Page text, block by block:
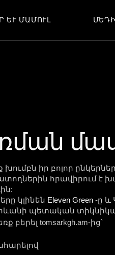
ԵՒ ՄԱՄՈՒԼ ՖԻԼՄ
խումբն իր բոլոր
հրավիրում է
կլինեն Eleven Green -ը և
պետական
բերել tomsarkgh.am-ից՝